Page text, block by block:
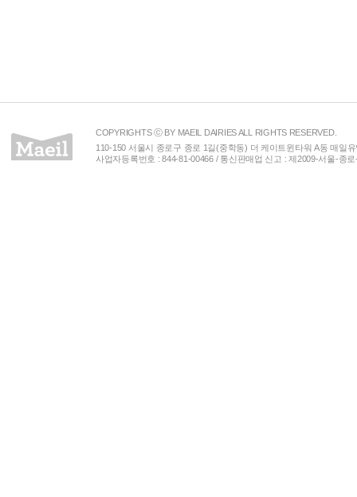
COPYRIGHTS ⓒ BY MAEIL DAIRIES ALL RIGHTS RESERVED.
110-150 서울시 종로구 종로 1길(중학동) 더 케이트윈타워 A동 매일
사업자등록번호 : 844-81-00466 / 통신판매업 신고 : 제2009-서울-종